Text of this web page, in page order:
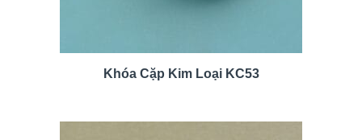
Khóa Cặp Kim Loại KC53